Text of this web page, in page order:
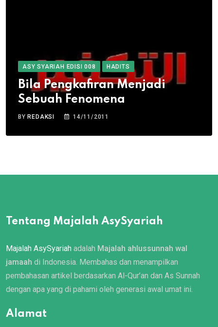
ASY SYARIAH EDISI 008 HADITS
Bila Pengkafiran Menjadi
Sebuah Fenomena
BY REDAKSI 14/11/2011
Tentang Majalah AsySyariah
Majalah AsySyariah adalah Majalah ahlussunnah wal
jamaah di Indonesia. Membahas dan menampilkan
pembahasan artikel berdasarkan Al-Qur’an dan As Sunnah
dengan apa yang di pahami oleh generasi awal umat ini.
Alamat